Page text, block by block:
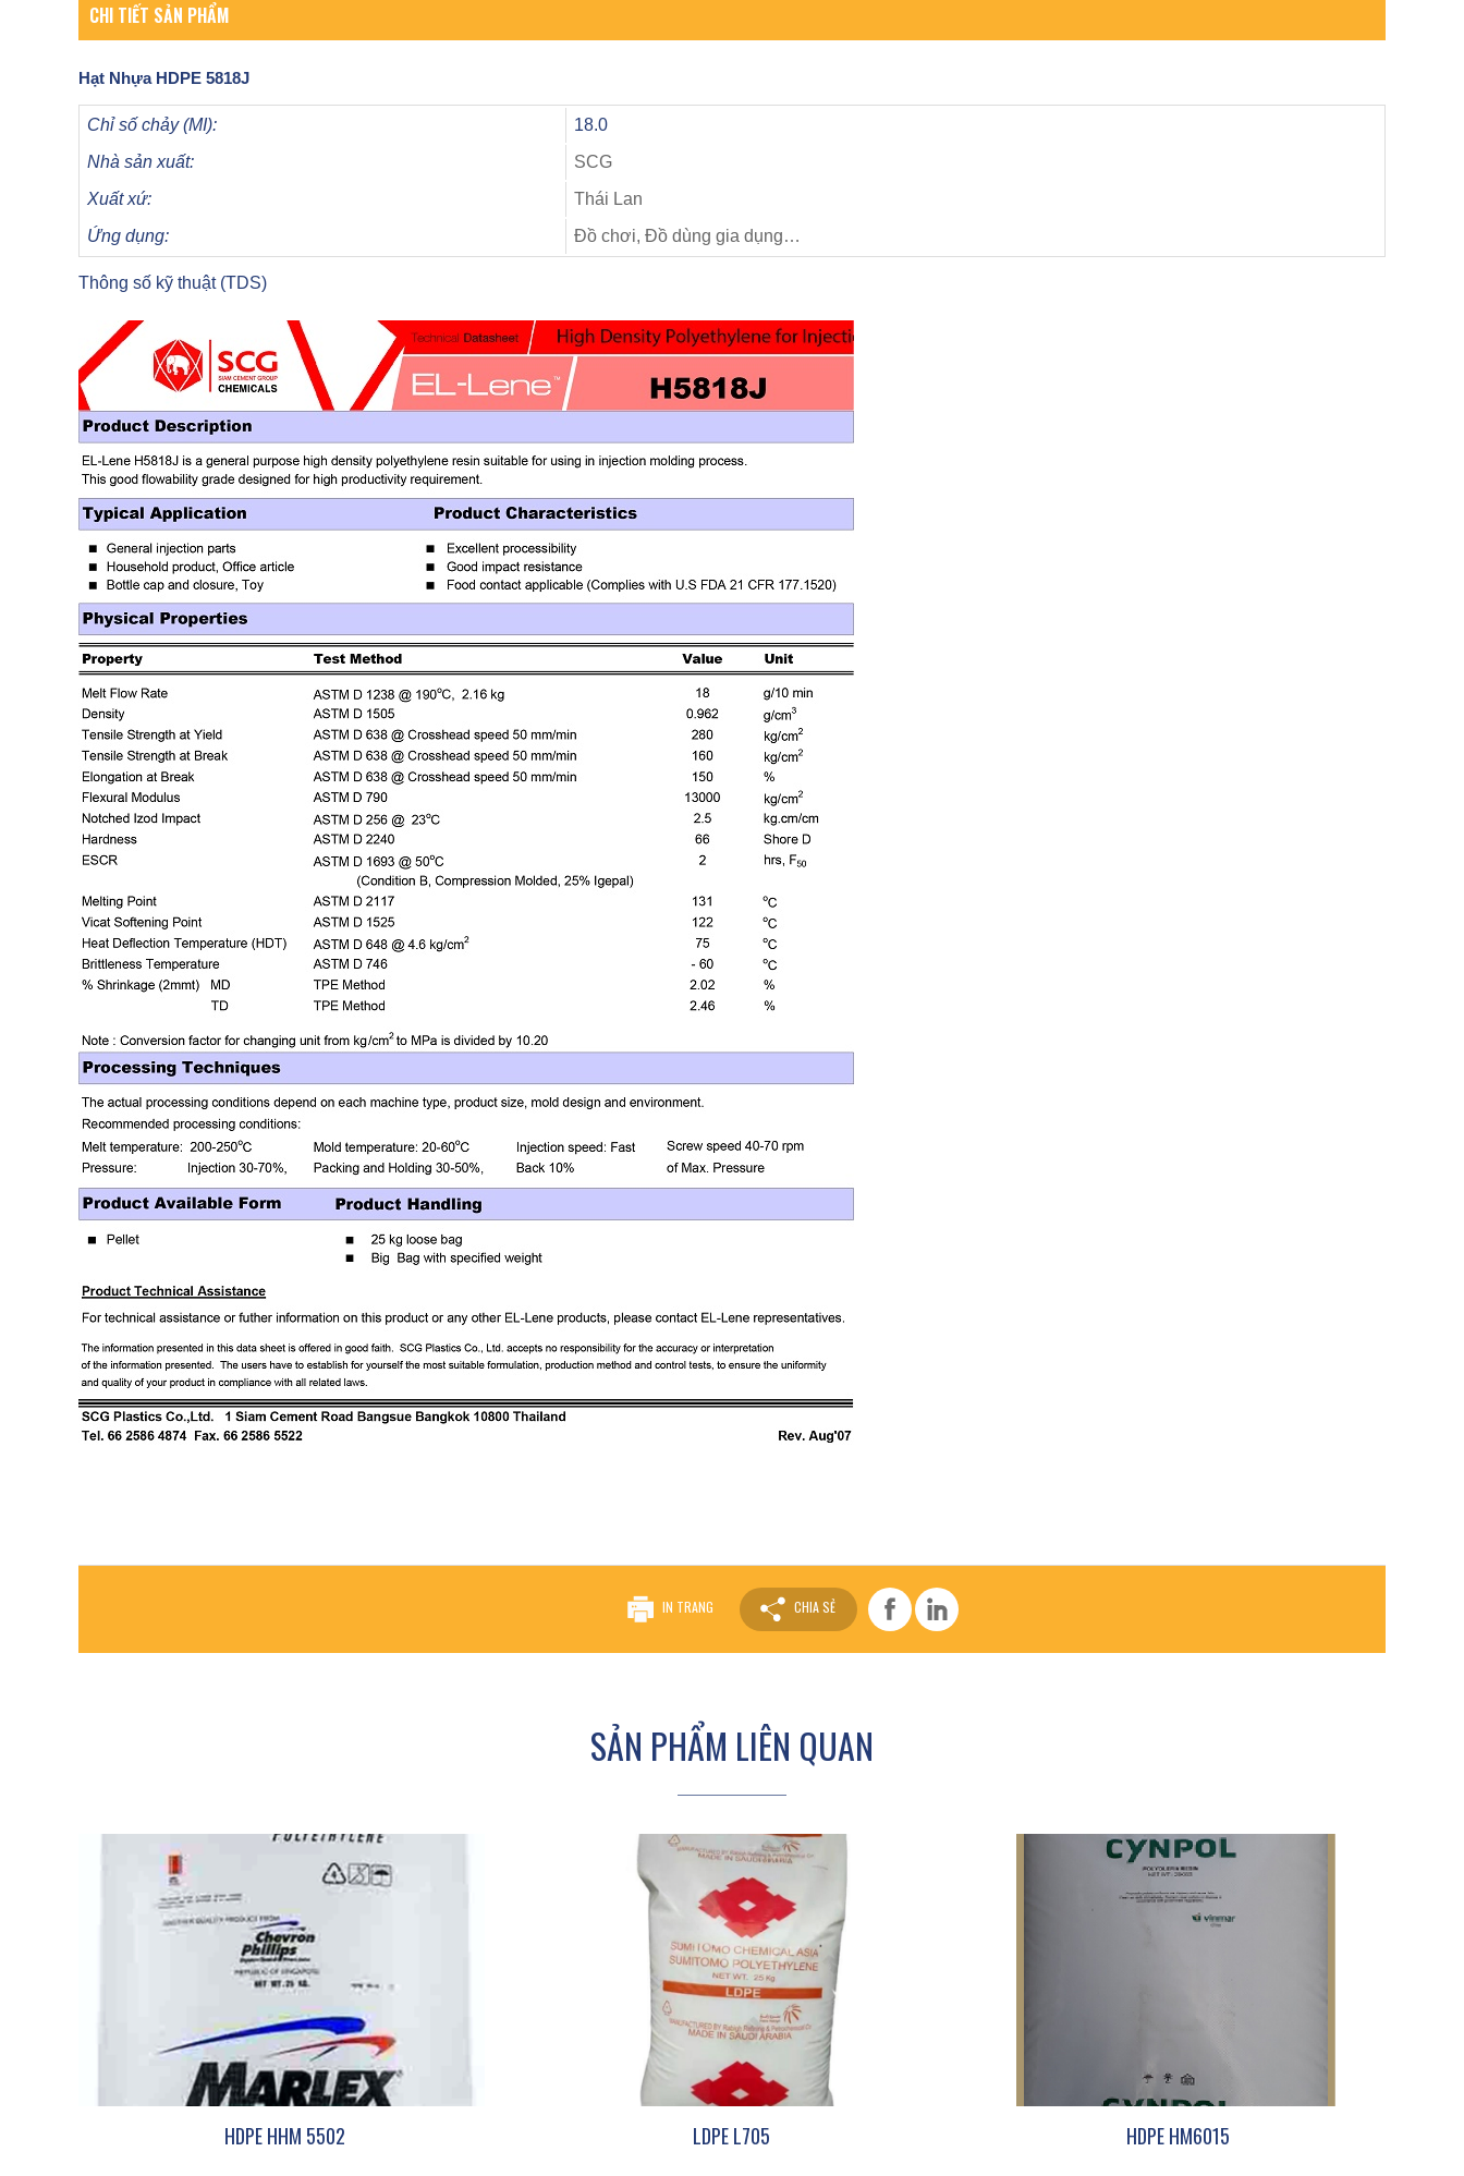
CHI TIẾT SẢN PHẨM
Hạt Nhựa HDPE 5818J
Chỉ số chảy (MI):
18.0
Nhà sản xuất:
SCG
Xuất xứ:
Thái Lan
Ứng dụng:
Đồ chơi, Đồ dùng gia dụng…
Thông số kỹ thuật (TDS)
IN TRANG CHIA SẺ
SẢN PHẨM LIÊN QUAN
HDPE HHM 5502 LDPE L705 HDPE HM6015